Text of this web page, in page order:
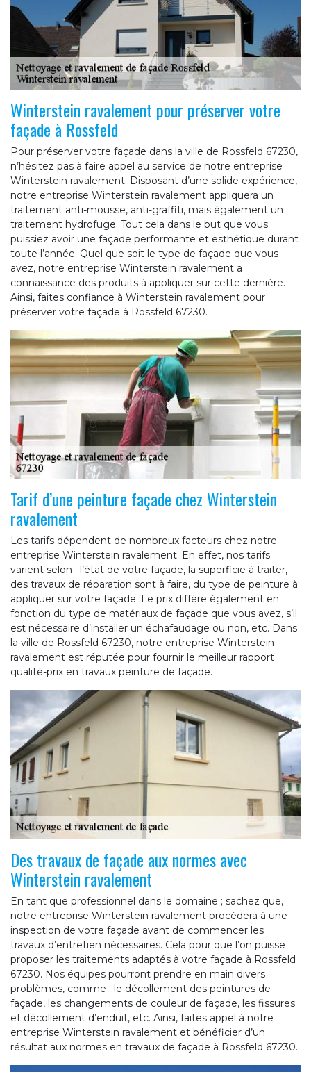
Winterstein ravalement pour préserver votre
façade à Rossfeld
Pour préserver votre façade dans la ville de Rossfeld 67230,
n’hésitez pas à faire appel au service de notre entreprise
Winterstein ravalement. Disposant d’une solide expérience,
notre entreprise Winterstein ravalement appliquera un
traitement anti-mousse, anti-graffiti, mais également un
traitement hydrofuge. Tout cela dans le but que vous
puissiez avoir une façade performante et esthétique durant
toute l’année. Quel que soit le type de façade que vous
avez, notre entreprise Winterstein ravalement a
connaissance des produits à appliquer sur cette dernière.
Ainsi, faites confiance à Winterstein ravalement pour
préserver votre façade à Rossfeld 67230.
Tarif d’une peinture façade chez Winterstein
ravalement
Les tarifs dépendent de nombreux facteurs chez notre
entreprise Winterstein ravalement. En effet, nos tarifs
varient selon : l’état de votre façade, la superficie à traiter,
des travaux de réparation sont à faire, du type de peinture à
appliquer sur votre façade. Le prix diffère également en
fonction du type de matériaux de façade que vous avez, s’il
est nécessaire d’installer un échafaudage ou non, etc. Dans
la ville de Rossfeld 67230, notre entreprise Winterstein
ravalement est réputée pour fournir le meilleur rapport
qualité-prix en travaux peinture de façade.
Des travaux de façade aux normes avec
Winterstein ravalement
En tant que professionnel dans le domaine ; sachez que,
notre entreprise Winterstein ravalement procédera à une
inspection de votre façade avant de commencer les
travaux d’entretien nécessaires. Cela pour que l’on puisse
proposer les traitements adaptés à votre façade à Rossfeld
67230. Nos équipes pourront prendre en main divers
problèmes, comme : le décollement des peintures de
façade, les changements de couleur de façade, les fissures
et décollement d’enduit, etc. Ainsi, faites appel à notre
entreprise Winterstein ravalement et bénéficier d’un
résultat aux normes en travaux de façade à Rossfeld 67230.